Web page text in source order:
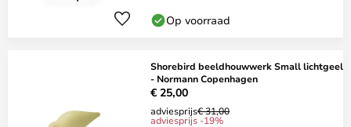
Op voorraad
Shorebird beeldhouwwerk Small lichtgeel
- Normann Copenhagen
€ 25,00
adviesprijs€ 31,00
adviesprijs -19%